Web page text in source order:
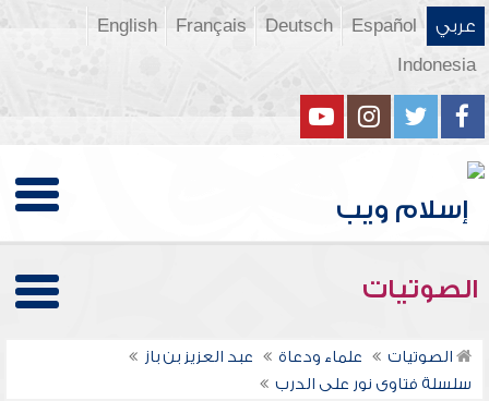
عربي Español
Deutsch
Français
English
Indonesia
الصوتيات
الصوتيات علماء ودعاة
عبد العزيز بن باز
سلسلة فتاوى نور على الدرب